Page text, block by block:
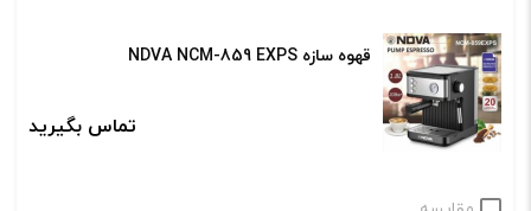
قهوه سازه NDVA NCM-859 EXPS
تماس بگیرید